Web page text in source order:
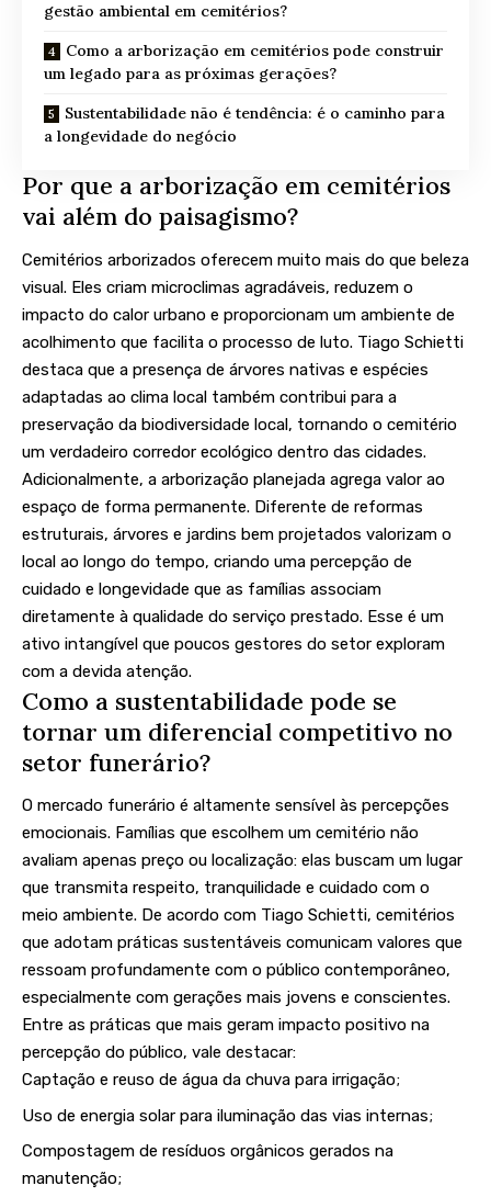
gestão ambiental em cemitérios?
Como a arborização em cemitérios pode construir
um legado para as próximas gerações?
Sustentabilidade não é tendência: é o caminho para
a longevidade do negócio
Por que a arborização em cemitérios
vai além do paisagismo?
Cemitérios arborizados oferecem muito mais do que beleza
visual. Eles criam microclimas agradáveis, reduzem o
impacto do calor urbano e proporcionam um ambiente de
acolhimento que facilita o processo de luto. Tiago Schietti
destaca que a presença de árvores nativas e espécies
adaptadas ao clima local também contribui para a
preservação da biodiversidade local, tornando o cemitério
um verdadeiro corredor ecológico dentro das cidades.
Adicionalmente, a arborização planejada agrega valor ao
espaço de forma permanente. Diferente de reformas
estruturais, árvores e jardins bem projetados valorizam o
local ao longo do tempo, criando uma percepção de
cuidado e longevidade que as famílias associam
diretamente à qualidade do serviço prestado. Esse é um
ativo intangível que poucos gestores do setor exploram
com a devida atenção.
Como a sustentabilidade pode se
tornar um diferencial competitivo no
setor funerário?
O mercado funerário é altamente sensível às percepções
emocionais. Famílias que escolhem um cemitério não
avaliam apenas preço ou localização: elas buscam um lugar
que transmita respeito, tranquilidade e cuidado com o
meio ambiente. De acordo com Tiago Schietti, cemitérios
que adotam práticas sustentáveis comunicam valores que
ressoam profundamente com o público contemporâneo,
especialmente com gerações mais jovens e conscientes.
Entre as práticas que mais geram impacto positivo na
percepção do público, vale destacar:
Captação e reuso de água da chuva para irrigação;
Uso de energia solar para iluminação das vias internas;
Compostagem de resíduos orgânicos gerados na
manutenção;